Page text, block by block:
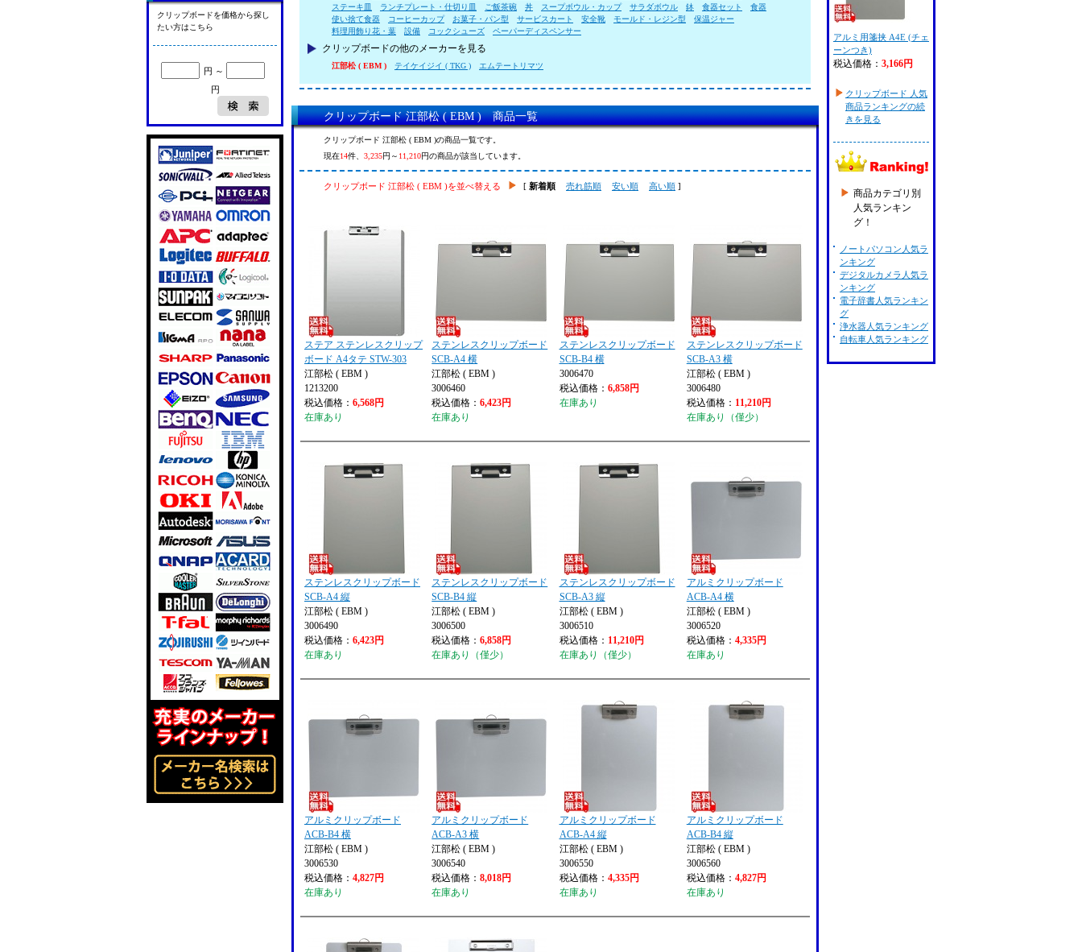
ステーキ皿
ランチプレート・仕切り皿 ご飯茶碗 丼 スープボウル・カップ サラダボウル 鉢 食器セット
食器
使い捨て食器
コーヒーカップ お菓子・パン型 サービスカート 安全靴 モールド・レジン型
保温ジャー
料理用飾り花・葉
設備 コックシューズ ペーパーディスペンサー
クリップボードの他のメーカーを見る
江部松 ( EBM ) テイケイジイ ( TKG ) エムテートリマツ
クリップボード 江部松 ( EBM ) 商品一覧
クリップボード 江部松 ( EBM )の商品一覧です。
現在14件、 3,235円～ 11,210円の商品が該当しています。
クリップボード 江部松 ( EBM )を並べ替える [ 新着順 売れ筋順 安い順 高い順 ]
ステア ステンレスクリップ
ボード A4タテ STW-303
江部松 ( EBM )
1213200
税込価格： 6,568円
在庫あり
ステンレスクリップボード
SCB-A4 横
江部松 ( EBM )
3006460
税込価格：6,423円
在庫あり
ステンレスクリップボード
SCB-B4 横
3006470
税込価格： 6,858円
在庫あり
ステンレスクリップボード
SCB-A3 横
江部松 ( EBM )
3006480
税込価格： 11,210円
在庫あり（僅少）
ステンレスクリップボード
SCB-A4 縦
江部松 ( EBM )
3006490
税込価格： 6,423円
在庫あり
ステンレスクリップボード
SCB-B4 縦
江部松 ( EBM )
3006500
税込価格：6,858円
在庫あり（僅少）
ステンレスクリップボード
SCB-A3 縦
江部松 ( EBM )
3006510
税込価格： 11,210円
在庫あり（僅少）
アルミクリップボード
ACB-A4 横
江部松 ( EBM )
3006520
税込価格： 4,335円
在庫あり
アルミクリップボード
ACB-B4 横
江部松 ( EBM )
3006530
税込価格： 4,827円
在庫あり
アルミクリップボード
ACB-A3 横
江部松 ( EBM )
3006540
税込価格：8,018円
在庫あり
アルミクリップボード
ACB-A4 縦
江部松 ( EBM )
3006550
税込価格： 4,335円
在庫あり
アルミクリップボード
ACB-B4 縦
江部松 ( EBM )
3006560
税込価格： 4,827円
在庫あり
クリップボードを価格から探し
たい方はこちら
円 ～
円
アルミ用箋挟 A4E (チェ
ーンつき)
税込価格： 3,166円
クリップボード 人気
商品ランキングの続
きを見る
商品カテゴリ別
人気ランキン
グ！
ノートパソコン人気ラ
ンキング
デジタルカメラ人気ラ
ンキング
電子辞書人気ランキン
グ
浄水器人気ランキング
自転車人気ランキング